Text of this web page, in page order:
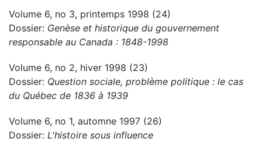
Volume 6, no 3, printemps 1998 (24)
Dossier: Genèse et historique du gouvernement
responsable au Canada : 1848-1998
Volume 6, no 2, hiver 1998 (23)
Dossier: Question sociale, problème politique : le cas
du Québec de 1836 à 1939
Volume 6, no 1, automne 1997 (26)
Dossier: L'histoire sous influence